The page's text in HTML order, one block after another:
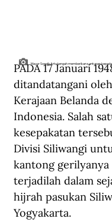
Mayor Soegih Arto tengah memberikan santunan
PADA 17 Januari
ditandatangani
Kerajaan Belanda
Indonesia. Salah
kesepakatan
Divisi Siliwangi
kantong gerilyanya
terjadilah dalam
hijrah pasukan
Yogyakarta.